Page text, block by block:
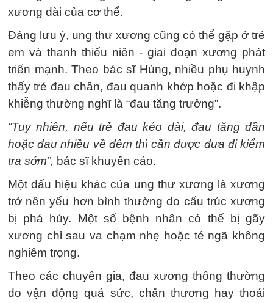
xương dài của cơ thể.
Đáng lưu ý, ung thư xương cũng có thể gặp ở trẻ
em và thanh thiếu niên - giai đoạn xương phát
triển mạnh. Theo bác sĩ Hùng, nhiều phụ huynh
thấy trẻ đau chân, đau quanh khớp hoặc đi khập
khiễng thường nghĩ là “đau tăng trưởng”.
“Tuy nhiên, nếu trẻ đau kéo dài, đau tăng dần
hoặc đau nhiều về đêm thì cần được đưa đi kiểm
tra sớm”, bác sĩ khuyến cáo.
Một dấu hiệu khác của ung thư xương là xương
trở nên yếu hơn bình thường do cấu trúc xương
bị phá hủy. Một số bệnh nhân có thể bị gãy
xương chỉ sau va chạm nhẹ hoặc té ngã không
nghiêm trọng.
Theo các chuyên gia, đau xương thông thường
do vận động quá sức, chấn thương hay thoái